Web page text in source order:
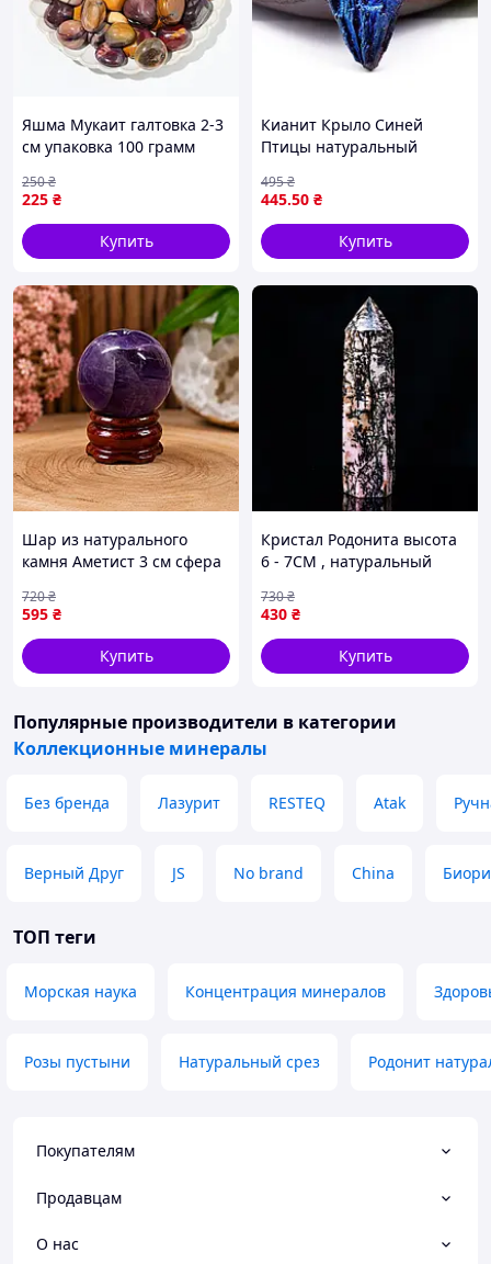
Яшма Мукаит галтовка 2-3
см упаковка 100 грамм
225 ₴
250₴
Купить
Кианит Крыло Синей
Птицы натуральный
коллекционный минерал
талисман
445.50 ₴
495₴
Купить
Шар из натурального
камня Аметист 3 см сфера
595 ₴
720₴
Купить
Кристал Родонита высота
6 - 7СМ , натуральный
минералы , натуральный
камень родонит
430 ₴
730₴
Купить
Популярные производители в категории
Коллекционные минералы
Без бренда Лазурит RESTEQ Atak
Верный Друг JS No brand China
ТОП теги
Морская наука Концентрация минералов
Розы пустыни Натуральный срез Родонит
Покупателям
Продавцам
О нас